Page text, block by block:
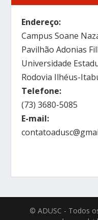
Endereço:
Campus Soane
Pavilhão Adonias
Universidade
Rodovia Ilhéus-
Telefone:
(73) 3680-5085
E-mail:
© ADUSC - Todos